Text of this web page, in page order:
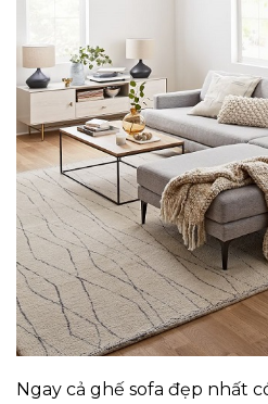
Ngay cả ghế sofa đẹp nhất